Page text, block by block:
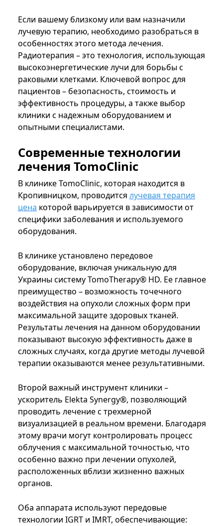
Если вашему близкому или вам назначили
лучевую терапию, необходимо разобраться в
особенностях этого метода лечения.
Радиотерапия – это технология, использующая
высокоэнергетические лучи для борьбы с
раковыми клетками. Ключевой вопрос для
пациентов – безопасность, стоимость и
эффективность процедуры, а также выбор
клиники с надежным оборудованием и
опытными специалистами.
Современные технологии
лечения TomoClinic
В клинике TomoClinic, которая находится в
Кропивницком, проводится лучевая терапия
цена которой варьируется в зависимости от
специфики заболевания и используемого
оборудования.
В клинике установлено передовое
оборудование, включая уникальную для
Украины систему TomoTherapy® HD. Ее главное
преимущество – возможность точечного
воздействия на опухоли сложных форм при
максимальной защите здоровых тканей.
Результаты лечения на данном оборудовании
показывают высокую эффективность даже в
сложных случаях, когда другие методы лучевой
терапии оказываются менее результативными.
Второй важный инструмент клиники –
ускоритель Elekta Synergy®, позволяющий
проводить лечение с трехмерной
визуализацией в реальном времени. Благодаря
этому врачи могут контролировать процесс
облучения с максимальной точностью, что
особенно важно при лечении опухолей,
расположенных вблизи жизненно важных
органов.
Оба аппарата используют передовые
технологии IGRT и IMRT, обеспечивающие: